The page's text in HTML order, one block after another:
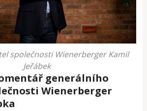
společnosti Wienerberger Kamil
Jeřábek
generálního
Wienerberger